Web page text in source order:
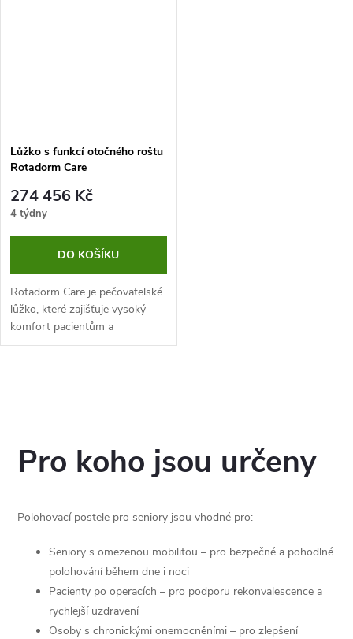
Lůžko s funkcí otočného roštu
Rotadorm Care
274 456 Kč
4 týdny
DO KOŠÍKU
Rotadorm Care je pečovatelské
lůžko, které zajišťuje vysoký
komfort pacientům a
usnadňuje práci
d
Pro koho jsou určeny
Polohovací postele pro seniory jsou vhodné pro:
Seniory s omezenou mobilitou – pro bezpečné a pohodlné
polohování během dne i noci
Pacienty po operacích – pro podporu rekonvalescence a
rychlejší uzdravení
Osoby s chronickými onemocněními – pro zlepšení